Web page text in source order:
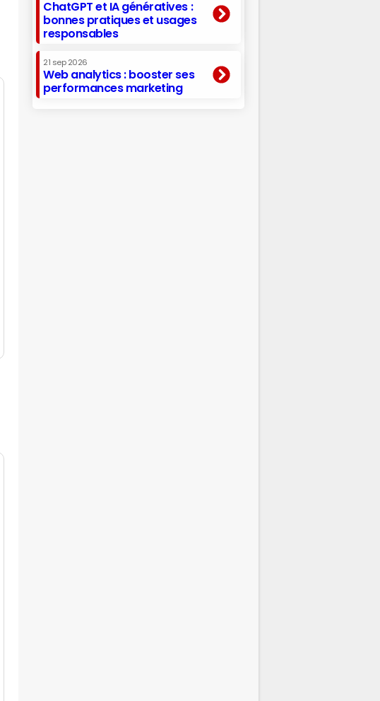
ChatGPT et IA génératives :
bonnes pratiques et usages
responsables
21 sep 2026
Web analytics : booster ses
performances marketing